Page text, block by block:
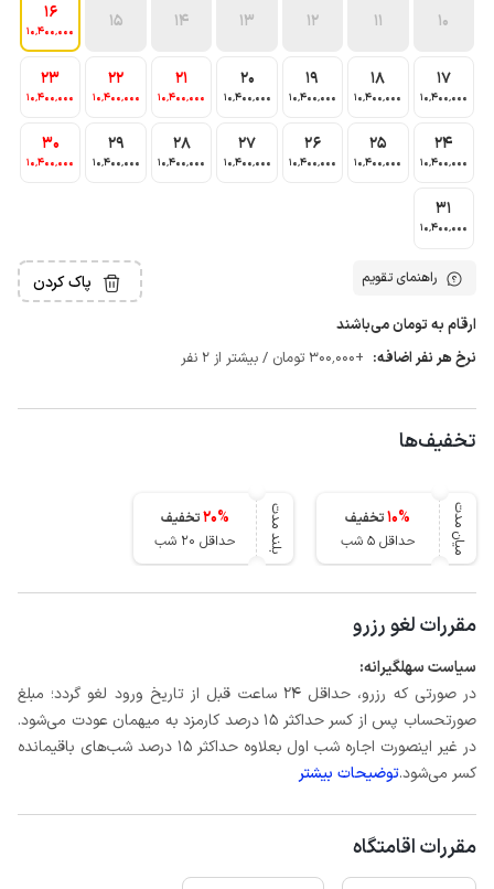
10
11
12
13
14
15
16
10٬400٬000
17
10٬400٬000
18
10٬400٬000
19
10٬400٬000
20
10٬400٬000
21
10٬400٬000
22
10٬400٬000
23
10٬400٬000
24
10٬400٬000
25
10٬400٬000
26
10٬400٬000
27
10٬400٬000
28
10٬400٬000
29
10٬400٬000
30
10٬400٬000
31
10٬400٬000
راهنمای تقویم پاک کردن
ارقام به تومان می‌باشند
نرخ هر نفر اضافه: +300٬000 تومان / بیشتر از 2 نفر
تخفیف‌ها
میان مدت 10%
تخفیف
حداقل 5 شب
بلند مدت 20%
تخفیف
حداقل 20 شب
مقررات لغو رزرو
سیاست سهلگیرانه:
در صورتی که رزرو، حداقل ۲۴ ساعت قبل از تاریخ ورود لغو گردد؛ مبلغ
صورتحساب پس از کسر حداکثر 15 درصد کارمزد به میهمان عودت می‌شود.
در غیر اینصورت اجاره شب اول بعلاوه حداکثر 15 درصد شب‌های باقیمانده
کسر می‌شود.توضیحات بیشتر
مقررات اقامتگاه